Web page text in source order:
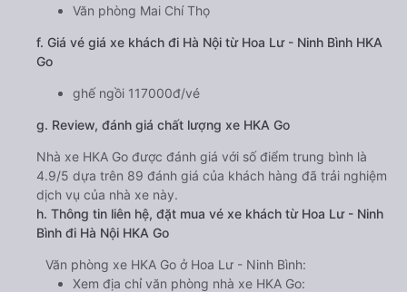
Văn phòng Mai Chí Thọ
f. Giá vé giá xe khách đi Hà Nội từ Hoa Lư - Ninh Bình HKA
Go
ghế ngồi 117000đ/vé
g. Review, đánh giá chất lượng xe HKA Go
Nhà xe HKA Go được đánh giá với số điểm trung bình là
4.9/5 dựa trên 89 đánh giá của khách hàng đã trải nghiệm
dịch vụ của nhà xe này.
h. Thông tin liên hệ, đặt mua vé xe khách từ Hoa Lư - Ninh
Bình đi Hà Nội HKA Go
Văn phòng xe HKA Go ở Hoa Lư - Ninh Bình:
Xem địa chỉ văn phòng nhà xe HKA Go: